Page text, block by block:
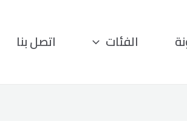
الفئات اتصل بنا